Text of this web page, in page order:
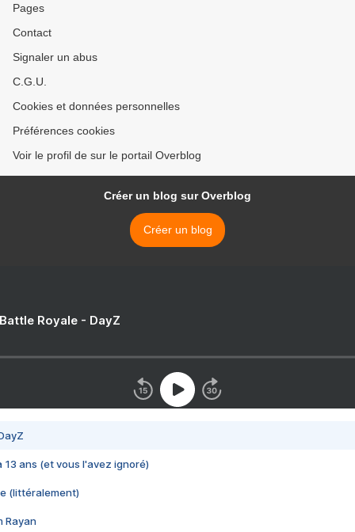
Pages
Contact
Signaler un abus
C.G.U.
Cookies et données personnelles
Préférences cookies
Voir le profil de sur le portail Overblog
Créer un blog sur Overblog
Créer un blog
Royale - DayZ
13 ans (et vous l'avez ignoré)
(littéralement)
Rayan